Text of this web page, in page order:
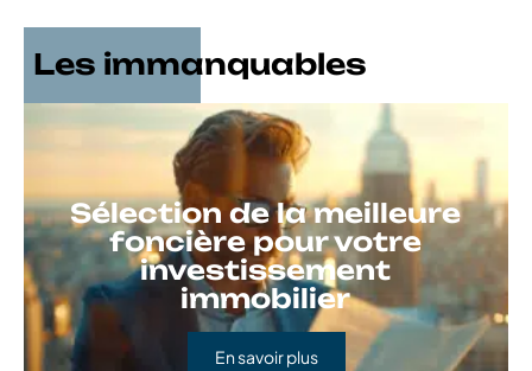
remises attractives chez les
concessionnaires. Les salons de
l’automobile et les journées portes
ouvertes sont aussi des occasions à ne
pas manquer pour découvrir les meilleures
offres du marché.